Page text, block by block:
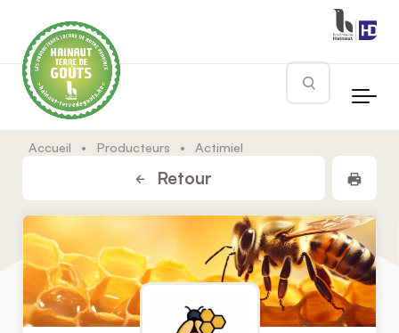
Rechercher
Accueil • Producteurs • Actimiel
Retour